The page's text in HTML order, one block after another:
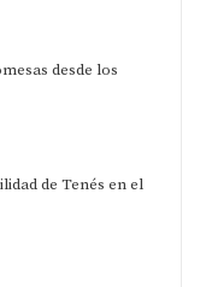
desde los
de Tenés en el